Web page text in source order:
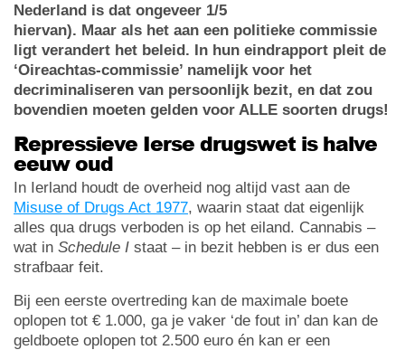
Nederland is dat ongeveer 1/5
hiervan). Maar als het aan een politieke commissie
ligt verandert het beleid. In hun eindrapport pleit de
‘Oireachtas-commissie’ namelijk voor het
decriminaliseren van persoonlijk bezit, en dat zou
bovendien moeten gelden voor ALLE soorten drugs!
Repressieve Ierse drugswet is halve
eeuw oud
In Ierland houdt de overheid nog altijd vast aan de
Misuse of Drugs Act 1977, waarin staat dat eigenlijk
alles qua drugs verboden is op het eiland. Cannabis –
wat in Schedule I staat – in bezit hebben is er dus een
strafbaar feit.
Bij een eerste overtreding kan de maximale boete
oplopen tot € 1.000, ga je vaker ‘de fout in’ dan kan de
geldboete oplopen tot 2.500 euro én kan er een